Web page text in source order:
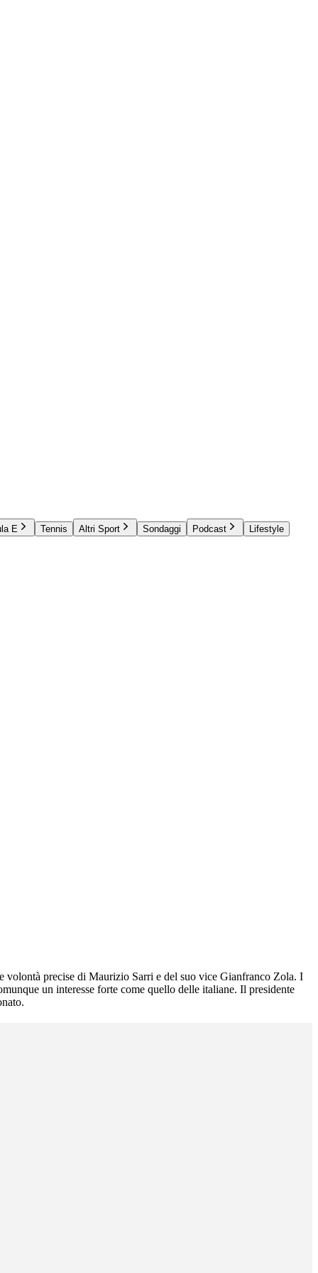
E Tennis Altri Sport Sondaggi Podcast Lifestyle
volontà precise di Maurizio Sarri e del suo vice Gianfranco Zola. I
un interesse forte come quello delle italiane. Il presidente